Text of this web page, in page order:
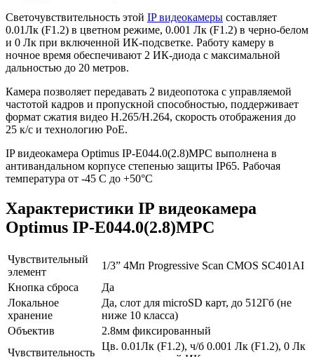
Светочувствительность этой IP видеокамеры составляет
0.01Лк (F1.2) в цветном режиме, 0.001 Лк (F1.2) в черно-белом
и 0 Лк при включенной ИК-подсветке. Работу камеру в
ночное время обеспечивают 2 ИК-диода с максимальной
дальностью до 20 метров.
Камера позволяет передавать 2 видеопотока с управляемой
частотой кадров и пропускной способностью, поддерживает
формат сжатия видео H.265/H.264, скорость отображения до
25 к/с и технологию PoE.
IP видеокамера Optimus IP-E044.0(2.8)MPC выполнена в
антивандальном корпусе степенью защиты IP65. Рабочая
температура от -45 С до +50°С
Характеристики IP видеокамера
Optimus IP-E044.0(2.8)MPC
Чувствительный
элемент
1/3” 4Мп Progressive Scan CMOS SC401AI
Кнопка сброса
Да
Локальное
хранение
Да, слот для microSD карт, до 512Гб (не
ниже 10 класса)
Объектив
2.8мм фиксированный
Чувствительность
Цв. 0.01Лк (F1.2), ч/б 0.001 Лк (F1.2), 0 Лк